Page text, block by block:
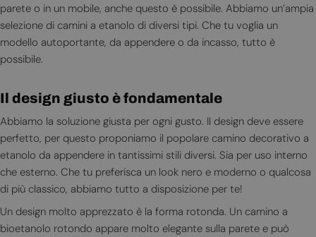
parete o in un mobile, anche questo è possibile. Abbiamo un’ampia
selezione di camini a etanolo di diversi tipi. Che tu voglia un
modello autoportante, da appendere o da incasso, tutto è
possibile.
Il design giusto è fondamentale
Abbiamo la soluzione giusta per ogni gusto. Il design deve essere
perfetto, per questo proponiamo il popolare camino decorativo a
etanolo da appendere in tantissimi stili diversi. Sia per uso interno
che esterno. Che tu preferisca un look nero e moderno o qualcosa
di più classico, abbiamo tutto a disposizione per te!
Un design molto apprezzato è la forma rotonda. Un camino a
bioetanolo rotondo appare molto elegante sulla parete e può